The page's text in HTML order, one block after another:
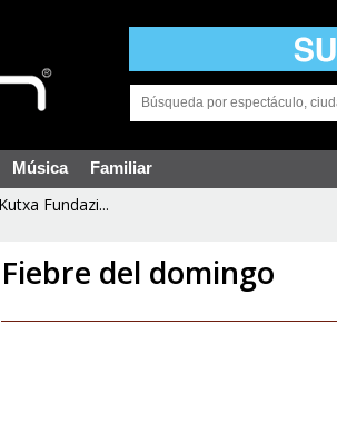
Música Familiar
Fundazi...
Fiebre del domingo